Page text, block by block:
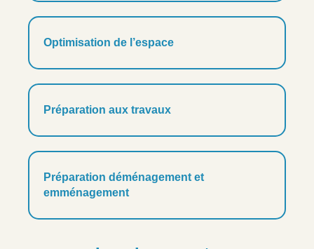
Optimisation de l’espace
Préparation aux travaux
Préparation déménagement et
emménagement